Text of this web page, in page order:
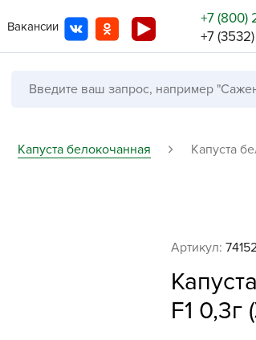
Вакансии
+7 (800)
+7
Капуста белокочанная Капуста
Артикул:
F1